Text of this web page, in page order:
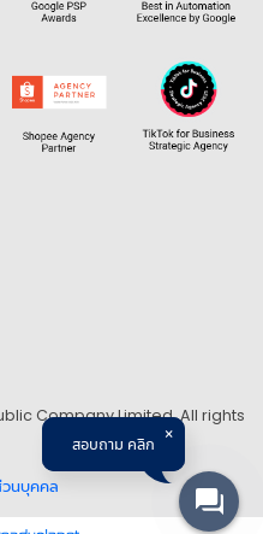
Company Limited. All rights
นบุคคล
สอบถาม คลิก